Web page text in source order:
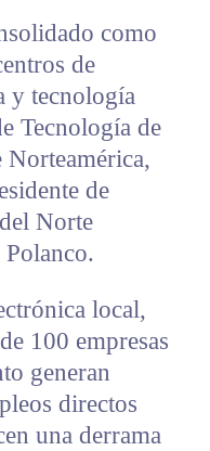
como
de
y tecnología
Tecnología de
de
Norte
local,
100 empresas
generan
directos
una derrama